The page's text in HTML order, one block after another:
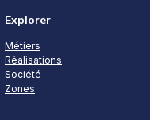
Explorer
Métiers
Réalisations
Société
Zones